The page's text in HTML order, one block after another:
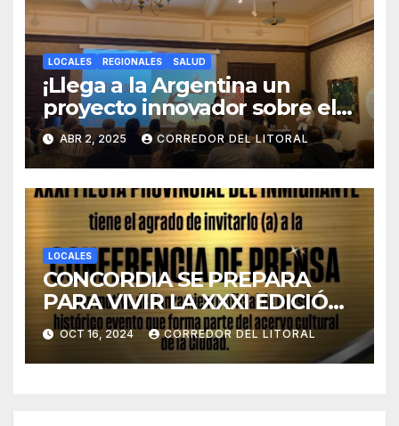
LOCALES REGIONALES SALUD
¡Llega a la Argentina un
proyecto innovador sobre el
duelo y la cultura!
ABR 2, 2025 CORREDOR DEL LITORAL
LOCALES
CONCORDIA SE PREPARA
PARA VIVIR LA XXXI EDICIÓN
DE LA FIESTA PROVINCIAL
DEL INMIGRANTE.
OCT 16, 2024 CORREDOR DEL LITORAL